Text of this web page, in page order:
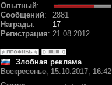
Опытный:
Сообщений:
2881
Награды:
17
Регистрация: 21.08.2012
Злобная реклама
Воскресенье, 15.10.2017, 16:42